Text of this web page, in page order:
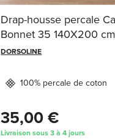
Drap-housse percale
Bonnet 35 140X200 cm
DORSOLINE
100% percale de coton
35,00 €
Livraison sous 3 à 4 jours